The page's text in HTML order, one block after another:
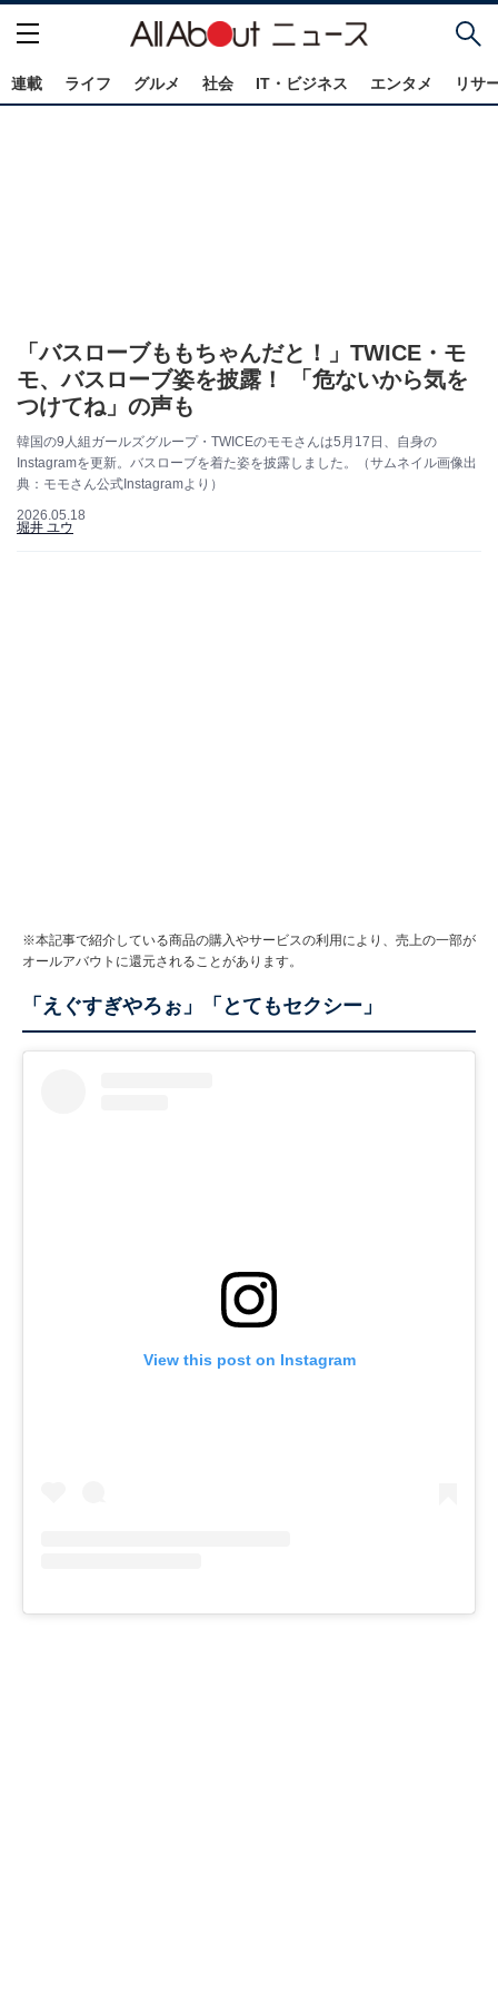
連載 ライフ グルメ 社会 IT・ビジネス エンタメ リサ
「バスローブももちゃんだと！」TWICE・モ
モ、バスローブ姿を披露！ 「危ないから気を
つけてね」の声も
韓国の9人組ガールズグループ・TWICEのモモさんは5月17日、自身の
Instagramを更新。バスローブを着た姿を披露しました。（サムネイル画像出
典：モモさん公式Instagramより）
2026.05.18
堀井 ユウ
※本記事で紹介している商品の購入やサービスの利用により、売上の一部が
オールアバウトに還元されることがあります。
「えぐすぎやろぉ」「とてもセクシー」
View this post on Instagram